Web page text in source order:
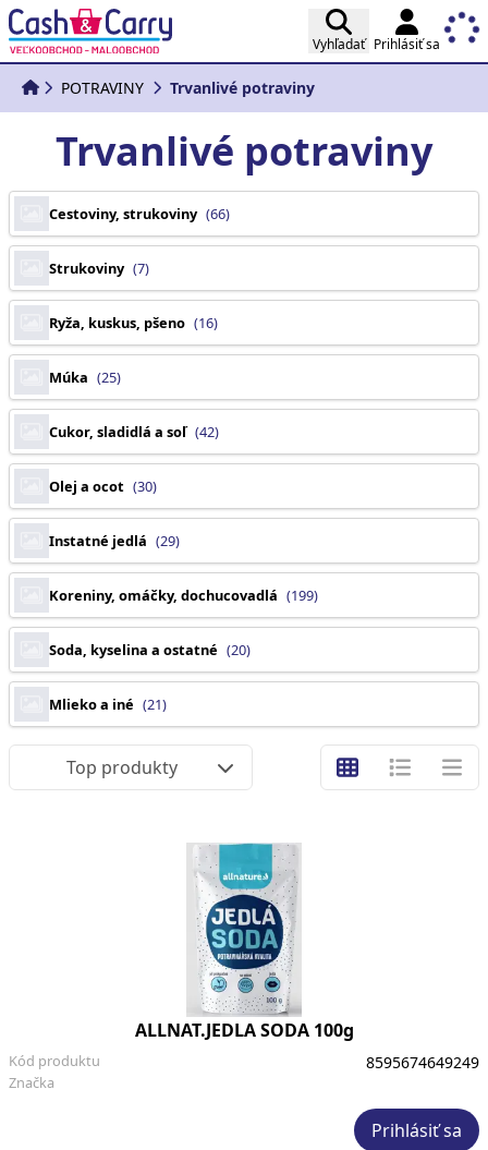
Vyhľadať Prihlásiť sa
POTRAVINY Trvanlivé potraviny
Trvanlivé potraviny
Cestoviny, strukoviny (66)
Strukoviny (7)
Ryža, kuskus, pšeno (16)
Múka (25)
Cukor, sladidlá a soľ (42)
Olej a ocot (30)
Instatné jedlá (29)
Koreniny, omáčky, dochucovadlá (199)
Soda, kyselina a ostatné (20)
Mlieko a iné (21)
Top produkty
ALLNAT.JEDLA SODA 100g
Značka
Kód produktu 8595674649249
Prihlásiť sa